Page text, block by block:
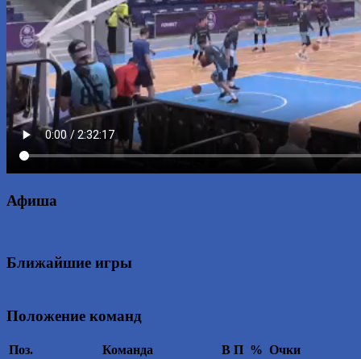
Афиша
Ближайшие игры
Положение команд
Поз. Команда В П % Очки